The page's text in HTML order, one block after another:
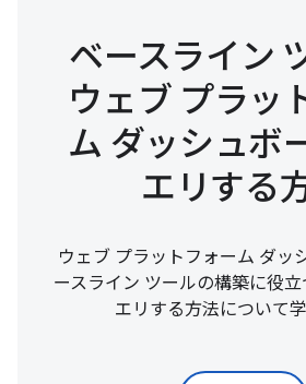
ベースライン
ウェブ プラッ
ム ダッシュボ
エリする
ウェブ プラットフォーム ダッ
ースライン ツールの構築に役立
エリする方法について学